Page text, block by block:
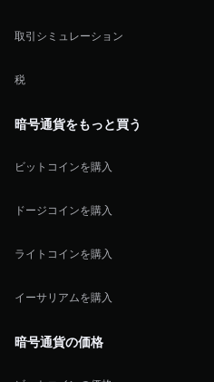
取引シミュレーション
税
暗号通貨をもっと買う
ビットコインを購入
ドージコインを購入
ライトコインを購入
イーサリアムを購入
暗号通貨の価格